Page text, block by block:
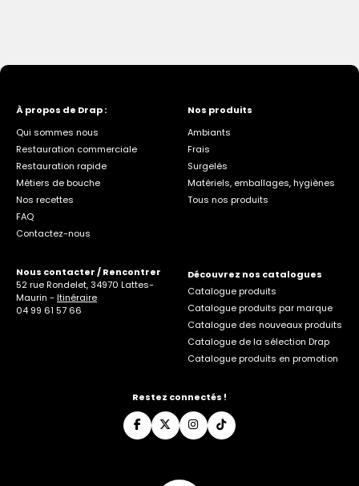
À propos de Drap :
Qui sommes nous
Restauration commerciale
Restauration rapide
Métiers de bouche
Nos recettes
FAQ
Contactez-nous
Nos produits
Ambiants
Frais
Surgelés
Matériels, emballages, hygiènes
Tous nos produits
Nous contacter / Rencontrer
52 rue Rondelet, 34970 Lattes-
Maurin - Itinéraire
04 99 61 57 66
Découvrez nos catalogues
Catalogue produits
Catalogue produits par marque
Catalogue des nouveaux produits
Catalogue de la sélection Drap
Catalogue produits en promotion
Restez connectés !